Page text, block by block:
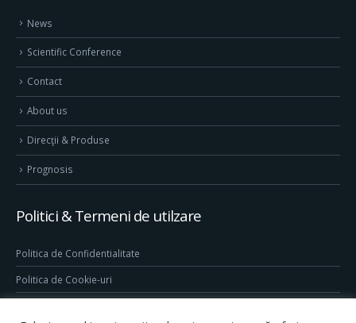
News
Scientific Conference
Contact
About us
Direcţii & Produse
Prognosis
Politici & Termeni de utilzare
Politica de Confidentialitate
Politica de Cookie-uri